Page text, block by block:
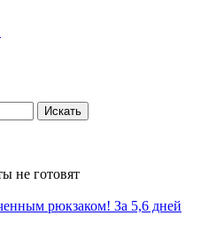
Искать
не готовят
рюкзаком! За 5,6 дней